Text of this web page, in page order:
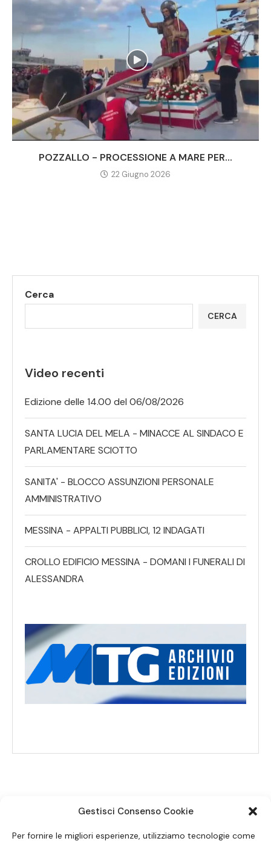
Gestisci Consenso Cookie
Per fornire le migliori esperienze, utilizziamo tecnologie come
POZZALLO - PROCESSIONE A MARE PER...
22 Giugno 2026
Cerca
CERCA
Video recenti
Edizione delle 14.00 del 06/08/2026
SANTA LUCIA DEL MELA - MINACCE AL SINDACO E
PARLAMENTARE SCIOTTO
SANITA' - BLOCCO ASSUNZIONI PERSONALE
AMMINISTRATIVO
MESSINA - APPALTI PUBBLICI, 12 INDAGATI
CROLLO EDIFICIO MESSINA - DOMANI I FUNERALI DI
ALESSANDRA
SEGUICI SUI SOCIAL